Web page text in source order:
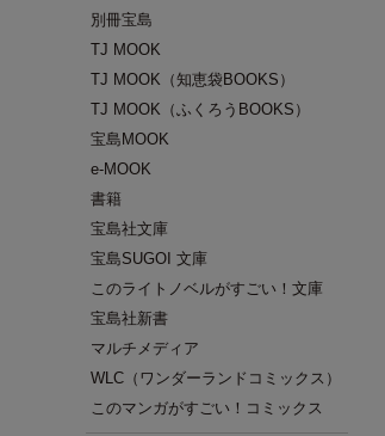
別冊宝島
TJ MOOK
TJ MOOK（知恵袋BOOKS）
TJ MOOK（ふくろうBOOKS）
宝島MOOK
e-MOOK
書籍
宝島社文庫
宝島SUGOI 文庫
このライトノベルがすごい！文庫
宝島社新書
マルチメディア
WLC（ワンダーランドコミックス）
このマンガがすごい！コミックス